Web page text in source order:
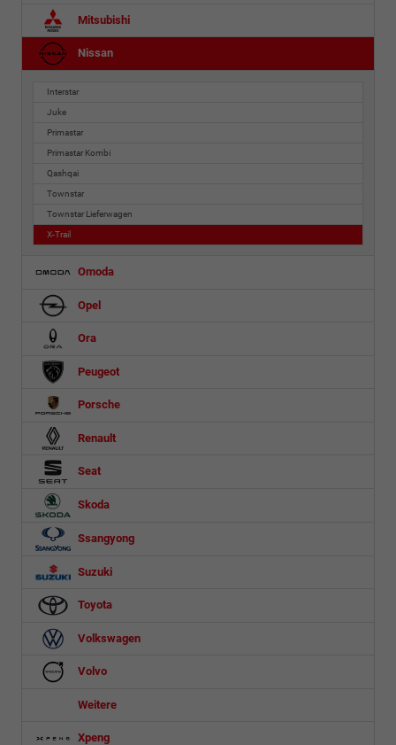
Mitsubishi
Nissan
Interstar
Juke
Primastar
Primastar Kombi
Qashqai
Townstar
Townstar Lieferwagen
X-Trail
Omoda
Opel
Ora
Peugeot
Porsche
Renault
Seat
Skoda
Ssangyong
Suzuki
Toyota
Volkswagen
Volvo
Weitere
Xpeng